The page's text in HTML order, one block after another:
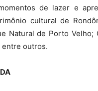
de lazer e
cultural de
Natural de Porto
entre outros.